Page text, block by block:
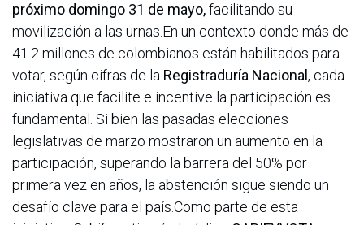
próximo domingo 31 de mayo,facilitando su
movilización a las urnas.En un contexto donde más de
41.2 millones de colombianos están habilitados para
votar, según cifras de la Registraduría Nacional , cada
iniciativa que facilite e incentive la participación es
fundamental. Si bien las pasadas elecciones
legislativas de marzo mostraron un aumento en la
participación, superando la barrera del 50% por
primera vez en años, la abstención sigue siendo un
desafío clave para el país.Como parte de esta